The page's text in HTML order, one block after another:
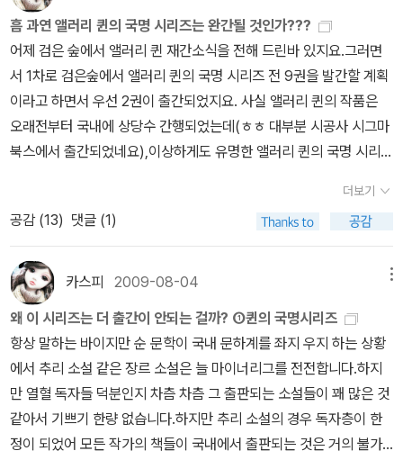
품이 번역된 것은 코난 도일의 셜록 홈즈,모리스 르불랑의 아르센 뤼
팽,체스터던의 브라운 신부등 몇 개 안되는 것 같습니다.추리 소설사
의 한 획을 그은 앨러리 퀸이나 S.S 밴다인등 무수히 많은 작가들이
국내에 소개되었지만 대게는 몇권 번역되는것에서 그쳤죠. 앨러리 퀸
역시 더 오래전에 번역되었을지 모르지만 일단 제가 가지고 있는 책
만 살펴보았을적에 70년대 후반 동서추리문고에서 앨러리 퀸의 작품
을 처음 보았던 것 같습니다.동서추리문고에선 앨러리 퀸의 작품중
이른바 국명 시리즈와 라이트빌 시리즈 및 비극 시리즈를 선보였지만
모두 번역된 것을 아니고 몇권만 번역되었지요.(아~~조사해보니 비
판사에서 국명 시리즈를 간행하긴 했지만 9권 모두를 다 번역된적은
없습니다.
앨러리 퀸의 국명시리즈는 이른바 본격 추리를 지양하던
앨러리 퀸의 초기 작품들도 그의 열정이 담긴 작품들인데 추리소설의
논리를 극한까지 밀어붙인 작품들-읽는이에 따라서는 인정하지 않는
분들도 계시지만-로,이전의 추리작가의 작품들과는 달리 책속의 탐
정과 책을 읽는 독자들에게 소설속에서 추리할수 있는 자료를 공평하
게 주고 독자들에게 수수께끼를 풀어보라고 도전합니다. 앨러리 퀸의
국명 시리즈는 이처럼 논리적 추리를 다룬 30년대 황금시대의 작품
흠 과연 앨러리 퀸의 국명 시리즈는 완간될 것인가???
어제 검은 숲에서 앨러리 퀸 재간소식을 전해 드린바 있지요.그러면
서 1차로 검은숲에서 앨러리 퀸의 국명 시리즈 전 9권을 발간할 계획
이라고 하면서 우선 2권이 출간되었지요. 사실 앨러리 퀸의 작품은
오래전부터 국내에 상당수 간행되었는데(ㅎㅎ 대부분 시공사 시그마
북스에서 출간되었네요),이상하게도 유명한 앨러리 퀸의 국명 시리즈
oman Hat Mystery 1930 프랑스 파우더 미스터리 The French
Powder Mystery 1931 네덜란드 구두 미스터리 The Dutch Sho
e Mystery 1932 그리스 관 미스터리 The Greek Coffin Myster
y 1932 이집트 십자가 미스터리 The Egyptian Cross Mystery 1
933 미국 총 미스터리 The American Gun Mystery 1933 샴 쌍
둥이 미스터리 The Siamese Twin Mystery 1934 중국 오렌지
미스터리 The Chinese Orange Mystery 1935 스페인 곶 미스터
리 The Spanish Cape Mystery 그간 출간된 국명 시리즈는 아래
와 같습니다. 70년대 구 동서 추리 문고: 네더란드 구두,이집트 십자
가,차이나 오렌지의 비밀 -3권 80년대 자유 추리 문고: 로마 모자의
비밀-1권 90년대 시그마 북스: 로마 모자의 비밀,프랑스 파우더의 비
더보기
공감 (13) 댓글 (1)
카스피 2009-08-04
왜 이 시리즈는 더 출간이 안되는 걸까? ①퀸의 국명시리즈
항상 말하는 바이지만 순 문학이 국내 문하계를 좌지 우지 하는 상황
에서 추리 소설 같은 장르 소설은 늘 마이너리그를 전전합니다.하지
만 열혈 독자들 덕분인지 차츰 차츰 그 출판되는 소설들이 꽤 많은 것
같아서 기쁘기 한량 없습니다.하지만 추리 소설의 경우 독자층이 한
정이 되었어 모든 작가의 책들이 국내에서 출판되는 것은 거의 불가